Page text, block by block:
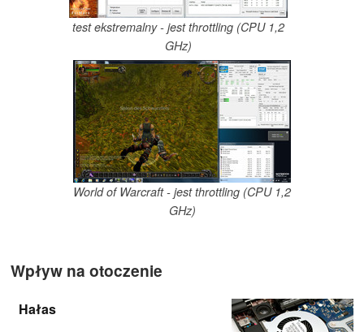
test ekstremalny - jest throttling (CPU 1,2
GHz)
World of Warcraft - jest throttling (CPU 1,2
GHz)
Wpływ na otoczenie
Hałas